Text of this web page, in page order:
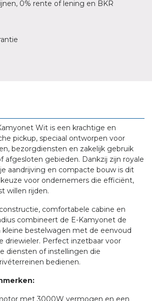
0% rente of lening en BKR
Wit is een krachtige en
pickup, speciaal ontworpen voor
bezorgdiensten en zakelijk gebruik
afgesloten gebieden. Dankzij zijn royale
aandrijving en compacte bouw is dit
voor ondernemers die efficiënt,
willen rijden.
comfortabele cabine en
combineert de E-Kamyonet de
kleine bestelwagen met de eenvoud
driewieler. Perfect inzetbaar voor
diensten of instellingen die
bedienen.
met 3000W vermogen en een